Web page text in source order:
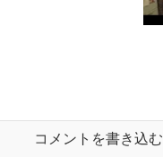
コメントを書き込む